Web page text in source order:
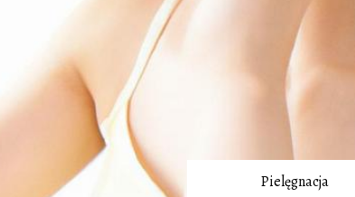
Pielęgnacja